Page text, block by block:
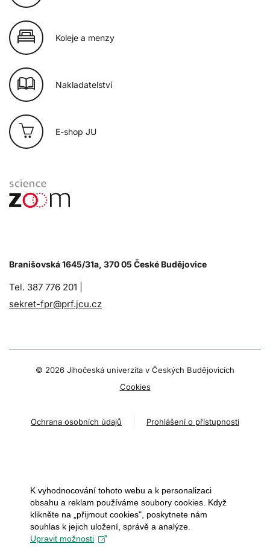
Koleje a menzy
Nakladatelství
E-shop JU
Branišovská 1645/31a, 370 05 České Budějovice
Tel. 387 776 201 |
sekret-fpr@prf.jcu.cz
© 2026 Jihočeská univerzita v Českých Budějovicích
Cookies
Ochrana osobních údajů Prohlášení o přístupnosti
K vyhodnocování tohoto webu a k personalizaci
obsahu a reklam používáme soubory cookies. Když
klikněte na „přijmout cookies", poskytnete nám
souhlas k jejich uložení, správě a analýze.
Upravit možnosti